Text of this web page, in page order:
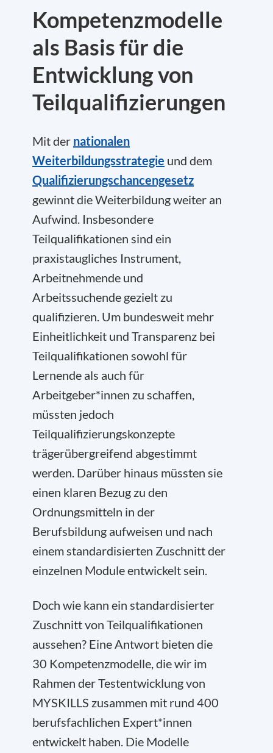
Kompetenzmodelle
als Basis für die
Entwicklung von
Teilqualifizierungen
Mit der nationalen
Weiterbildungsstrategie und dem
Qualifizierungschancengesetz
gewinnt die Weiterbildung weiter an
Aufwind. Insbesondere
Teilqualifikationen sind ein
praxistaugliches Instrument,
Arbeitnehmende und
Arbeitssuchende gezielt zu
qualifizieren. Um bundesweit mehr
Einheitlichkeit und Transparenz bei
Teilqualifikationen sowohl für
Lernende als auch für
Arbeitgeber*innen zu schaffen,
müssten jedoch
Teilqualifizierungskonzepte
trägerübergreifend abgestimmt
werden. Darüber hinaus müssten sie
einen klaren Bezug zu den
Ordnungsmitteln in der
Berufsbildung aufweisen und nach
einem standardisierten Zuschnitt der
einzelnen Module entwickelt sein.
Doch wie kann ein standardisierter
Zuschnitt von Teilqualifikationen
aussehen? Eine Antwort bieten die
30 Kompetenzmodelle, die wir im
Rahmen der Testentwicklung von
MYSKILLS zusammen mit rund 400
berufsfachlichen Expert*innen
entwickelt haben. Die Modelle